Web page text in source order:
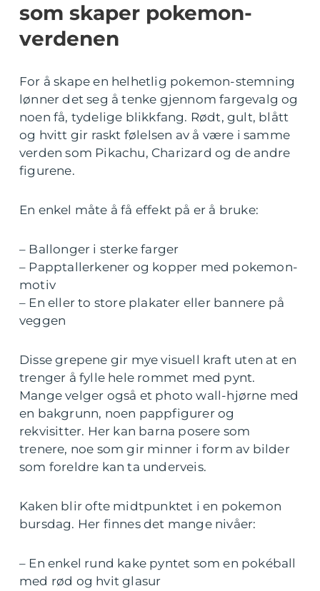
som skaper pokemon-
verdenen
For å skape en helhetlig pokemon-stemning
lønner det seg å tenke gjennom fargevalg og
noen få, tydelige blikkfang. Rødt, gult, blått
og hvitt gir raskt følelsen av å være i samme
verden som Pikachu, Charizard og de andre
figurene.
En enkel måte å få effekt på er å bruke:
– Ballonger i sterke farger
– Papptallerkener og kopper med pokemon-
motiv
– En eller to store plakater eller bannere på
veggen
Disse grepene gir mye visuell kraft uten at en
trenger å fylle hele rommet med pynt.
Mange velger også et photo wall-hjørne med
en bakgrunn, noen pappfigurer og
rekvisitter. Her kan barna posere som
trenere, noe som gir minner i form av bilder
som foreldre kan ta underveis.
Kaken blir ofte midtpunktet i en pokemon
bursdag. Her finnes det mange nivåer:
– En enkel rund kake pyntet som en pokéball
med rød og hvit glasur